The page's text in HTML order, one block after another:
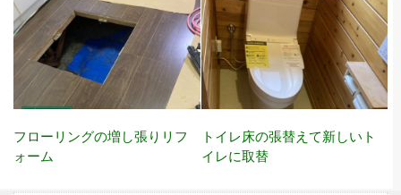
フローリングの増し張りリフ
ォーム
トイレ床の張替えて新しいト
イレに取替